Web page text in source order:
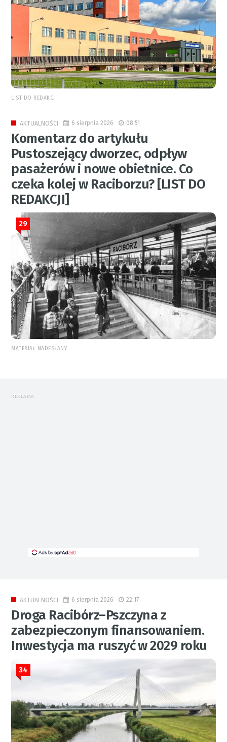
LIST DO REDAKCJI
AKTUALNOŚCI 6 sierpnia 2026 08:51
Komentarz do artykułu
Pustoszejący dworzec, odpływ
pasażerów i nowe obietnice. Co
czeka kolej w Raciborzu? [LIST DO
REDAKCJI]
29
MATERIAŁ NADESŁANY
REKLAMA
AKTUALNOŚCI 6 sierpnia 2026 22:17
Droga Racibórz–Pszczyna z
zabezpieczonym finansowaniem.
Inwestycja ma ruszyć w 2029 roku
34